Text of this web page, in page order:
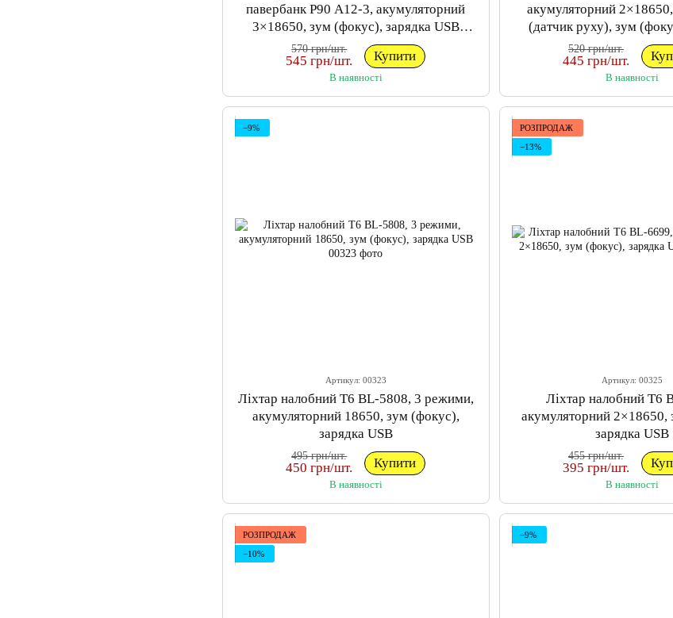
павербанк P90 A12-3, акумуляторний
3×18650, зум (фокус), зарядка USB
Type-C, X-Balog
570 грн/шт.
545 грн/шт. Купити
В наявності
акумуляторний
(датчик руху), зум
12В/220В
520 грн/шт.
445 грн/шт.
В наявності
−9%
Артикул: 00323
Ліхтар налобний T6 BL-5808, 3 режими,
акумуляторний 18650, зум (фокус),
зарядка USB
495 грн/шт.
450 грн/шт. Купити
В наявності
РОЗПРОДАЖ
−13%
Артикул: 00325
Ліхтар налобний T6
акумуляторний 2×18650,
зарядка USB
455 грн/шт.
395 грн/шт.
В наявності
РОЗПРОДАЖ
−10%
−9%